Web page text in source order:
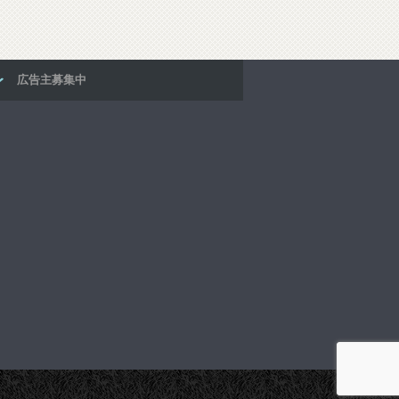
広告主募集中